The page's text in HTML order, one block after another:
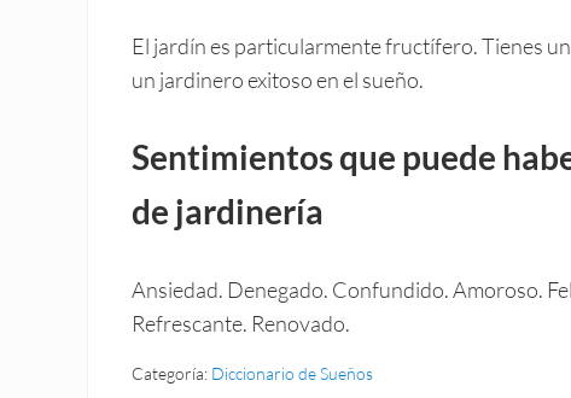
El jardín es particularmente fructífero. Tienes
un jardinero exitoso en el sueño.
Sentimientos que puede
de jardinería
Ansiedad. Denegado. Confundido. Amoroso.
Refrescante. Renovado.
Categoría: Diccionario de Sueños